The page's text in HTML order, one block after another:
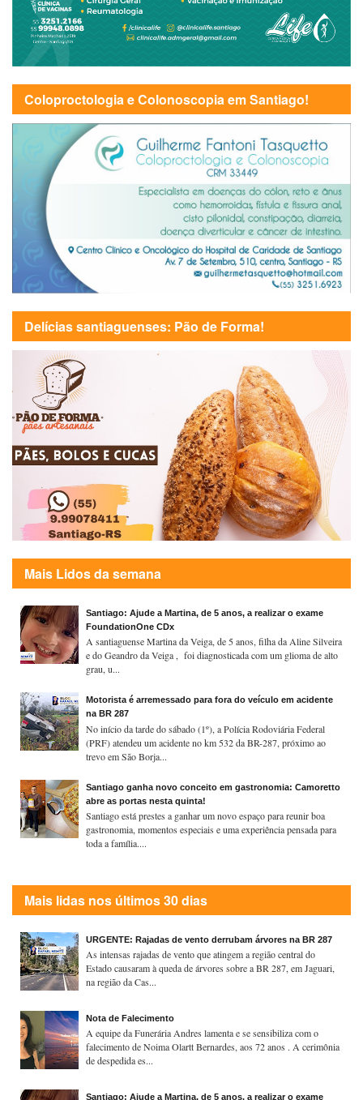
Coloproctologia e Colonoscopia em Santiago!
Delícias santiaguenses: Pão de Forma!
Mais Lidos da semana
Santiago: Ajude a Martina, de 5 anos, a realizar o exame
FoundationOne CDx
A santiaguense Martina da Veiga, de 5 anos, filha da Aline Silveira
e do Geandro da Veiga , foi diagnosticada com um glioma de alto
grau, u...
Motorista é arremessado para fora do veículo em acidente
na BR 287
No início da tarde do sábado (1º), a Polícia Rodoviária Federal
(PRF) atendeu um acidente no km 532 da BR-287, próximo ao
trevo em São Borja...
Santiago ganha novo conceito em gastronomia: Camoretto
abre as portas nesta quinta!
Santiago está prestes a ganhar um novo espaço para reunir boa
gastronomia, momentos especiais e uma experiência pensada para
toda a família....
Mais lidas nos últimos 30 dias
URGENTE: Rajadas de vento derrubam árvores na BR 287
As intensas rajadas de vento que atingem a região central do
Estado causaram à queda de árvores sobre a BR 287, em Jaguari,
na região da Cas...
Nota de Falecimento
A equipe da Funerária Andres lamenta e se sensibiliza com o
falecimento de Noima Olartt Bernardes, aos 72 anos . A cerimônia
de despedida es...
Santiago: Ajude a Martina, de 5 anos, a realizar o exame